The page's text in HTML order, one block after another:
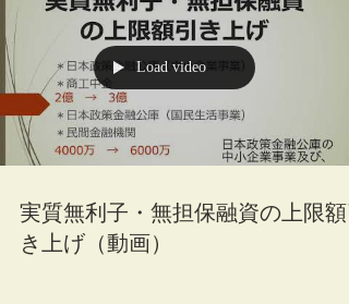
Load video
実質無利子・無担保融資の上限額
き上げ（動画）